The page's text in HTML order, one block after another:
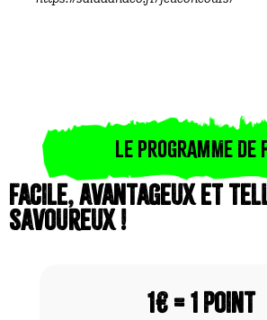
LE PROGRAMME DE
Facile, avantageux et
savoureux !
1€ = 1 point